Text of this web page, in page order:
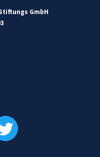
GmbH